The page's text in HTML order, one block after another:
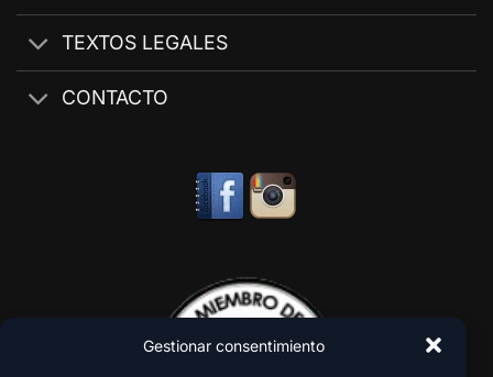
Gestionar consentimiento
TEXTOS LEGALES
CONTACTO